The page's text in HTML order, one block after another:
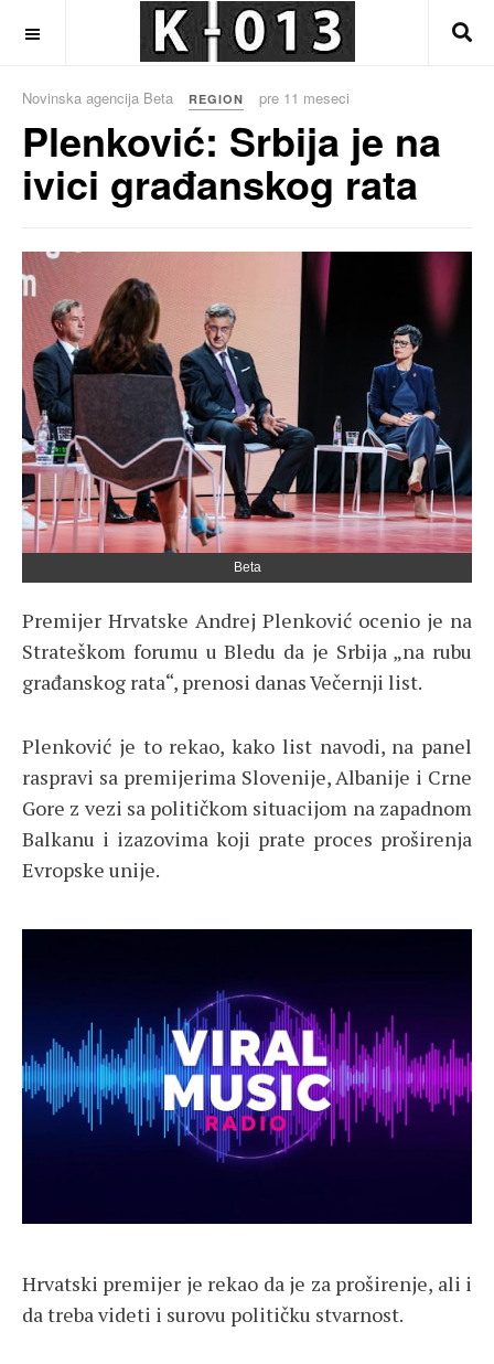
Novinska agencija Beta REGION pre 11 meseci
Plenković: Srbija je na
ivici građanskog rata
Beta
Premijer Hrvatske Andrej Plenković ocenio je na
Strateškom forumu u Bledu da je Srbija „na rubu
građanskog rata“, prenosi danas Večernji list.
Plenković je to rekao, kako list navodi, na panel
raspravi sa premijerima Slovenije, Albanije i Crne
Gore z vezi sa političkom situacijom na zapadnom
Balkanu i izazovima koji prate proces proširenja
Evropske unije.
Hrvatski premijer je rekao da je za proširenje, ali i
da treba videti i surovu političku stvarnost.